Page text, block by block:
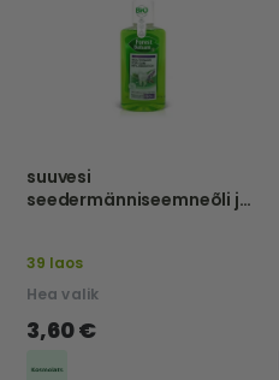
suuvesi
seedermänniseemneõli ja
39 laos
Hea valik
3,60 €